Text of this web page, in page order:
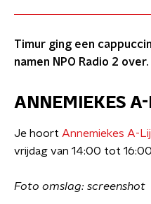
Timur ging een
namen NPO Radio 2
ANNEMIEKES
Je hoort Annemiekes A-
vrijdag van 14:00 tot
Foto omslag: screenshot